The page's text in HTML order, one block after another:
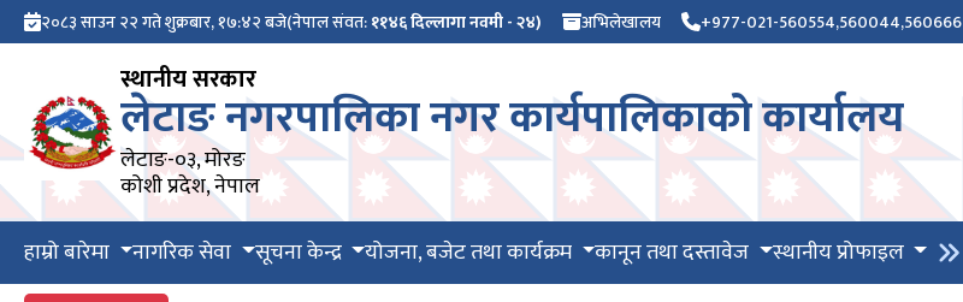
२०८३ साउन २२ गते शुक्रबार, १७:४२ बजे(नेपाल संवत:११४६ दिल्लागा नवमी - २४) अभिलेखालय +977-021-560554,560044,560666
स्थानीय सरकार
लेटाङ नगरपालिका नगर कार्यपालिकाको कार्यालय
लेटाङ-०३, मोरङ
कोशी प्रदेश, नेपाल
हाम्रो बारेमा नागरिक सेवा सूचना केन्द्र योजना, बजेट तथा कार्यक्रम कानून तथा दस्तावेज स्थानीय प्रोफाइल